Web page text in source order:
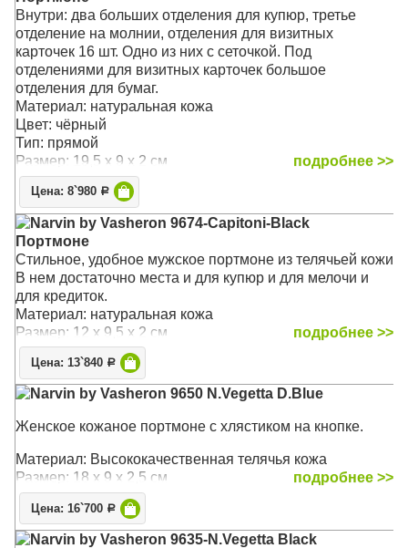
Внутри: два больших отделения для купюр, третье
отделение на молнии, отделения для визитных
карточек 16 шт. Одно из них с сеточкой. Под
отделениями для визитных карточек большое
отделения для бумаг.
Материал: натуральная кожа
Цвет: чёрный
Тип: прямой
Размер: 19,5 х 9 х 2 см
подробнее >>
Цена: 8`980 Р
Narvin by Vasheron 9674-Capitoni-Black
Портмоне
Стильное, удобное мужское портмоне из телячьей кожи
В нем достаточно места и для купюр и для мелочи и
для кредиток.
Материал: натуральная кожа
Размер: 12 х 9,5 х 2 см
подробнее >>
Цена: 13`840 Р
Narvin by Vasheron 9650 N.Vegetta D.Blue
Женское кожаное портмоне с хлястиком на кнопке.
Материал: Высококачественная телячья кожа
Размер: 18 х 9 х 2,5 см
подробнее >>
Цена: 16`700 Р
Narvin by Vasheron 9635-N.Vegetta Black